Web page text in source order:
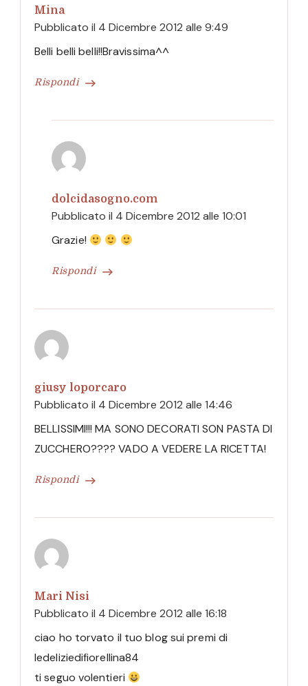
Mina
Pubblicato il 4 Dicembre 2012 alle 9:49
Rispondi
Belli belli belli!!Bravissima^^
dolcidasogno.com
Pubblicato il 4 Dicembre 2012 alle 10:01
Rispondi
Grazie!
giusy loporcaro
Pubblicato il 4 Dicembre 2012 alle 14:46
Rispondi
BELLISSIMI!!! MA SONO DECORATI SON PASTA DI
ZUCCHERO???? VADO A VEDERE LA RICETTA!
Mari Nisi
Pubblicato il 4 Dicembre 2012 alle 16:18
ciao ho torvato il tuo blog sui premi di
ledeliziedifiorellina84
ti seguo volentieri